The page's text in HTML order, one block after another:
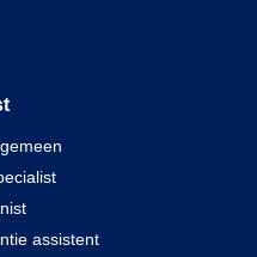
assistent